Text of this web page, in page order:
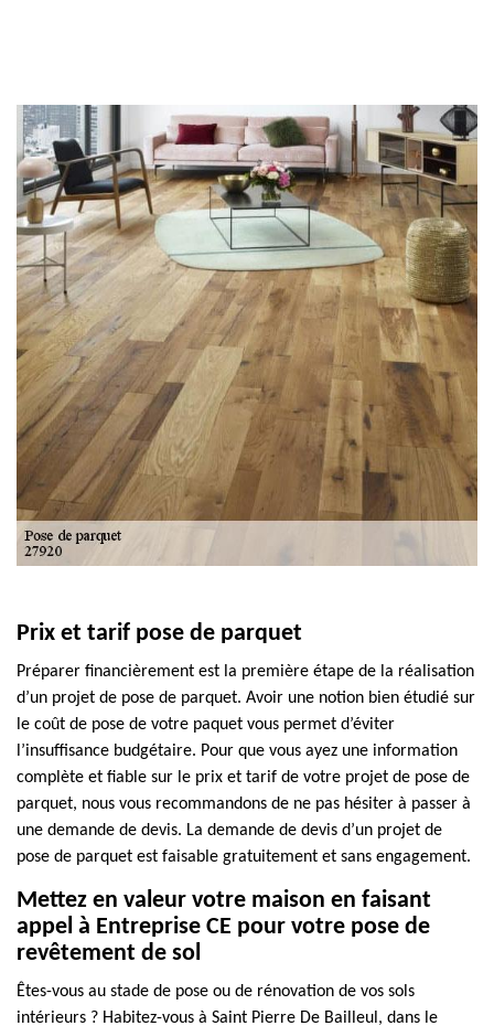
Prix et tarif pose de parquet
Préparer financièrement est la première étape de la réalisation
d’un projet de pose de parquet. Avoir une notion bien étudié sur
le coût de pose de votre paquet vous permet d’éviter
l’insuffisance budgétaire. Pour que vous ayez une information
complète et fiable sur le prix et tarif de votre projet de pose de
parquet, nous vous recommandons de ne pas hésiter à passer à
une demande de devis. La demande de devis d’un projet de
pose de parquet est faisable gratuitement et sans engagement.
Mettez en valeur votre maison en faisant
appel à Entreprise CE pour votre pose de
revêtement de sol
Êtes-vous au stade de pose ou de rénovation de vos sols
intérieurs ? Habitez-vous à Saint Pierre De Bailleul, dans le